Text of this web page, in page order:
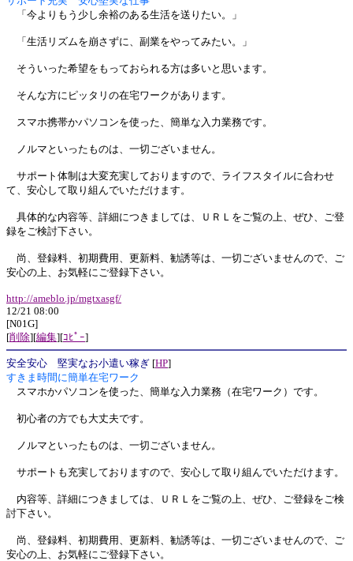
「今よりもう少し余裕のある生活を送りたい。」
「生活リズムを崩さずに、副業をやってみたい。」
そういった希望をもっておられる方は多いと思います。
そんな方にピッタリの在宅ワークがあります。
スマホ携帯かパソコンを使った、簡単な入力業務です。
ノルマといったものは、一切ございません。
サポート体制は大変充実しておりますので、ライフスタイルに合わせ
て、安心して取り組んでいただけます。
具体的な内容等、詳細につきましては、ＵＲＬをご覧の上、ぜひ、ご登
録をご検討下さい。
尚、登録料、初期費用、更新料、勧誘等は、一切ございませんので、ご
安心の上、お気軽にご登録下さい。
http://ameblo.jp/mgtxasgf/
12/21 08:00
[N01G]
[削除][編集][ｺﾋﾟｰ]
安全安心 堅実なお小遣い稼ぎ [HP]
すきま時間に簡単在宅ワーク
スマホかパソコンを使った、簡単な入力業務（在宅ワーク）です。
初心者の方でも大丈夫です。
ノルマといったものは、一切ございません。
サポートも充実しておりますので、安心して取り組んでいただけます。
内容等、詳細につきましては、ＵＲＬをご覧の上、ぜひ、ご登録をご検
討下さい。
尚、登録料、初期費用、更新料、勧誘等は、一切ございませんので、ご
安心の上、お気軽にご登録下さい。